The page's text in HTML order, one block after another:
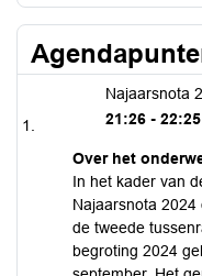
Najaarsnota
21:26 - 22:25
Over het
In het kader van
Najaarsnota
de tweede
begroting 2024